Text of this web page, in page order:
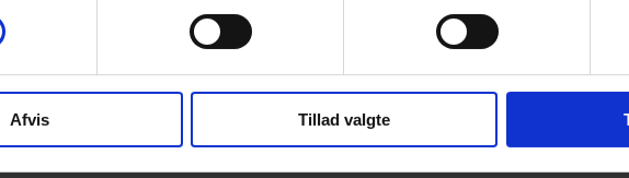
Afvis Tillad valgte